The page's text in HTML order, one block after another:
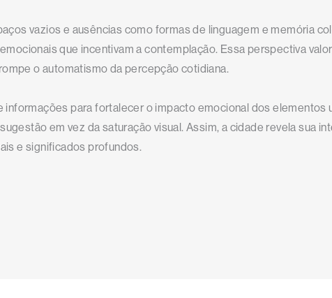
vazios e ausências como formas de linguagem e memória
que incentivam a contemplação. Essa perspectiva
o automatismo da percepção cotidiana.
informações para fortalecer o impacto emocional dos elementos
em vez da saturação visual. Assim, a cidade revela sua
e significados profundos.